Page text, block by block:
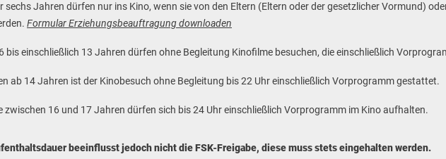
sechs Jahren dürfen nur ins Kino, wenn sie von den Eltern (Eltern oder der gesetzlicher Vormund)
Formular Erziehungsbeauftragung downloaden
bis einschließlich 13 Jahren dürfen ohne Begleitung Kinofilme besuchen, die einschließlich
ab 14 Jahren ist der Kinobesuch ohne Begleitung bis 22 Uhr einschließlich Vorprogramm gestattet.
zwischen 16 und 17 Jahren dürfen sich bis 24 Uhr einschließlich Vorprogramm im Kino aufhalten.
beeinflusst jedoch nicht die FSK-Freigabe, diese muss stets eingehalten werden.